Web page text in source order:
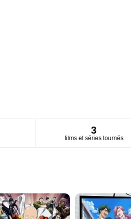
3
films et séries tournés